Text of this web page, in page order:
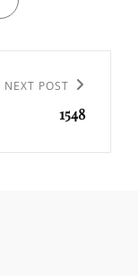
NEXT POST
1548